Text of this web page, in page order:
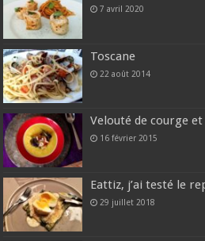
7 avril 2020
Toscane
22 août 2014
Velouté de courge
16 février 2015
Eattiz, j’ai testé le
29 juillet 2018